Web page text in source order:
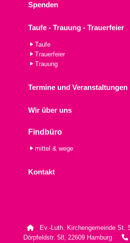
Spenden
Taufe - Trauung - Trauerfeier
Taufe
Trauerfeier
Trauung
Termine und Veranstaltungen
Wir über uns
Findbüro
mittel & wege
Kontakt
 Ev.-Luth. Kirchengemeinde St.
Dörpfeldstr. 58, 22609 Hamburg 